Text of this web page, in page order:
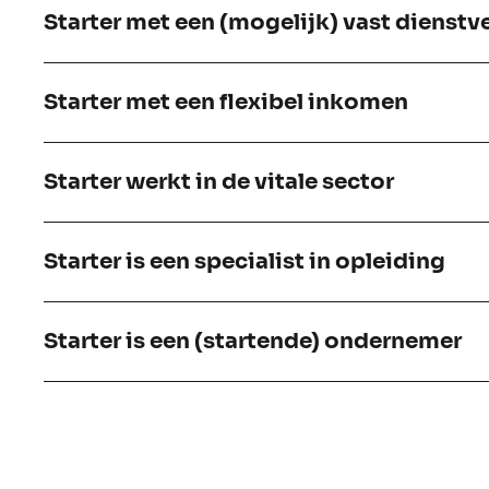
Starter met een (mogelijk) vast
Starter met een flexibel inkomen
Starter werkt in de vitale sector
Starter is een specialist in opleiding
Starter is een (startende) ondernemer